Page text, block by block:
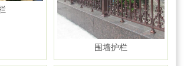
围墙护栏